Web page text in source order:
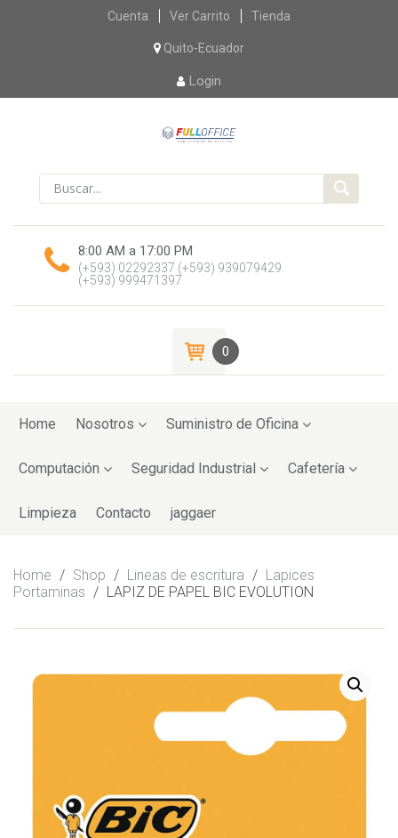
Skip
content
Cuenta Ver Carrito Tienda
Quito-Ecuador
Login
8:00 AM a 17:00 PM
(+593) 02292337 (+593) 939079429
(+593) 999471397
0
toHome Nosotros Suministro de Oficina
Computación Seguridad Industrial Cafetería
Limpieza Contacto jaggaer
Home / Shop / Lineas de escritura / Lapices
Portaminas / LAPIZ DE PAPEL BIC EVOLUTION